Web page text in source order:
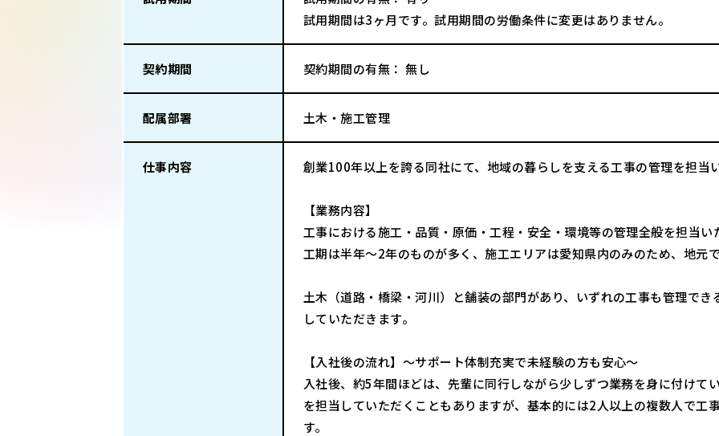
試用期間は3ヶ月です。試用期間の労働条件に変更はありません。
契約期間 契約期間の有無： 無し
配属部署 土木・施工管理
仕事内容 創業100年以上を誇る同社にて、地域の暮らしを支える工事の管理を担当
【業務内容】
工事における施工・品質・原価・工程・安全・環境等の管理全般を担当い
工期は半年～2年のものが多く、施工エリアは愛知県内のみのため、地元
土木（道路・橋梁・河川）と舗装の部門があり、いずれの工事も管理で
していただきます。
【入社後の流れ】～サポート体制充実で未経験の方も安心～
入社後、約5年間ほどは、先輩に同行しながら少しずつ業務を身に付けて
を担当していただくこともありますが、基本的には2人以上の複数人で工
す。